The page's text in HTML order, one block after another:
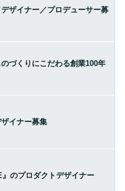
ザイナー／プロデューサー募
のづくりにこだわる創業100年
イナー募集
のプロダクトデザイナー